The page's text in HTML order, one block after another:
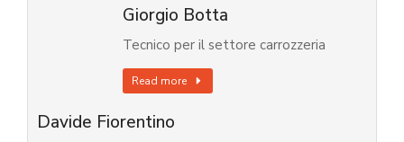
Giorgio Botta
Tecnico per il settore carrozzeria
Read more
Davide Fiorentino